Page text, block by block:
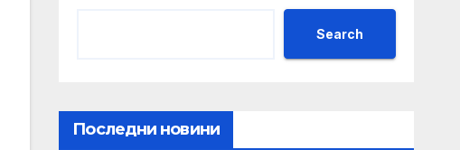
Search
Последни новини